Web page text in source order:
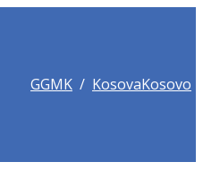
GGMK / KosovaKosovo